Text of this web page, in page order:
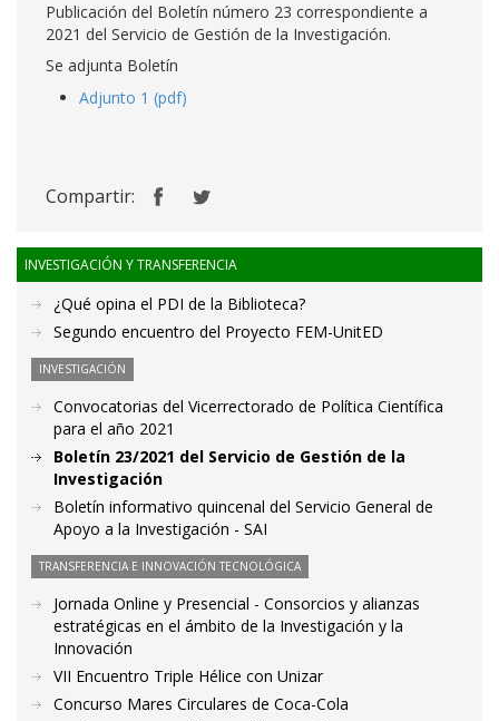
Publicación del Boletín número 23 correspondiente a
2021 del Servicio de Gestión de la Investigación.
Se adjunta Boletín
Adjunto 1 (pdf)
Compartir:
INVESTIGACIÓN Y TRANSFERENCIA
¿Qué opina el PDI de la Biblioteca?
Segundo encuentro del Proyecto FEM-UnitED
INVESTIGACIÓN
Convocatorias del Vicerrectorado de Política Científica
para el año 2021
Boletín 23/2021 del Servicio de Gestión de la
Investigación
Boletín informativo quincenal del Servicio General de
Apoyo a la Investigación - SAI
TRANSFERENCIA E INNOVACIÓN TECNOLÓGICA
Jornada Online y Presencial - Consorcios y alianzas
estratégicas en el ámbito de la Investigación y la
Innovación
VII Encuentro Triple Hélice con Unizar
Concurso Mares Circulares de Coca-Cola